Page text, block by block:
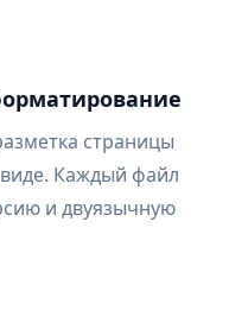
страницы
Каждый файл
и двуязычную